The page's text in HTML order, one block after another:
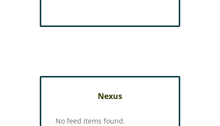
Nexus
No feed items found.